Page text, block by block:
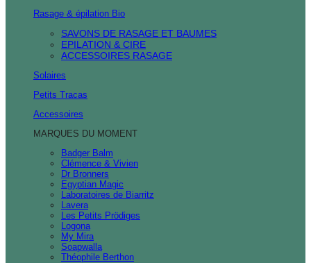
Rasage & épilation Bio
SAVONS DE RASAGE ET BAUMES
EPILATION & CIRE
ACCESSOIRES RASAGE
Solaires
Petits Tracas
Accessoires
MARQUES DU MOMENT
Badger Balm
Clémence & Vivien
Dr Bronners
Egyptian Magic
Laboratoires de Biarritz
Lavera
Les Petits Prödiges
Logona
My Mira
Soapwalla
Théophile Berthon